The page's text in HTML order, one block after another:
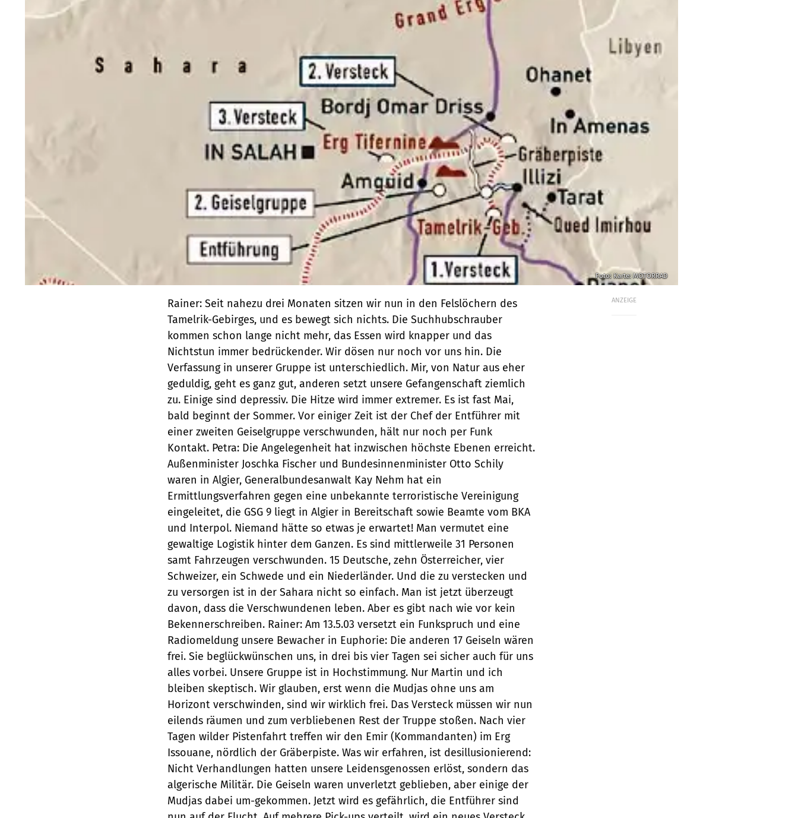
Foto: Karte: MOTORRAD
ANZEIGE
Rainer: Seit nahezu drei Monaten sitzen wir nun in den Felslöchern des Tamelrik-Gebirges, und es bewegt sich nichts. Die Suchhubschrauber kommen schon lange nicht mehr, das Essen wird knapper und das Nichtstun immer bedrückender. Wir dösen nur noch vor uns hin. Die Verfassung in unserer Gruppe ist unterschiedlich. Mir, von Natur aus eher geduldig, geht es ganz gut, anderen setzt unsere Gefangenschaft ziemlich zu. Einige sind depressiv. Die Hitze wird immer extremer. Es ist fast Mai, bald beginnt der Sommer. Vor einiger Zeit ist der Chef der Entführer mit einer zweiten Geiselgruppe verschwunden, hält nur noch per Funk Kontakt. Petra: Die Angelegenheit hat inzwischen höchste Ebenen erreicht. Außenminister Joschka Fischer und Bundesinnenminister Otto Schily waren in Algier, Generalbundesanwalt Kay Nehm hat ein Ermittlungsverfahren gegen eine unbekannte terroristische Vereinigung eingeleitet, die GSG 9 liegt in Algier in Bereitschaft sowie Beamte vom BKA und Interpol. Niemand hätte so etwas je erwartet! Man vermutet eine gewaltige Logistik hinter dem Ganzen. Es sind mittlerweile 31 Personen samt Fahrzeugen verschwunden. 15 Deutsche, zehn Österreicher, vier Schweizer, ein Schwede und ein Niederländer. Und die zu verstecken und zu versorgen ist in der Sahara nicht so einfach. Man ist jetzt überzeugt davon, dass die Verschwundenen leben. Aber es gibt nach wie vor kein Bekennerschreiben. Rainer: Am 13.5.03 versetzt ein Funkspruch und eine Radiomeldung unsere Bewacher in Euphorie: Die anderen 17 Geiseln wären frei. Sie beglückwünschen uns, in drei bis vier Tagen sei sicher auch für uns alles vorbei. Unsere Gruppe ist in Hochstimmung. Nur Martin und ich bleiben skeptisch. Wir glauben, erst wenn die Mudjas ohne uns am Horizont verschwinden, sind wir wirklich frei. Das Versteck müssen wir nun eilends räumen und zum verbliebenen Rest der Truppe stoßen. Nach vier Tagen wilder Pistenfahrt treffen wir den Emir (Kommandanten) im Erg Issouane, nördlich der Gräberpiste. Was wir erfahren, ist desillusionierend: Nicht Verhandlungen hatten unsere Leidensgenossen erlöst, sondern das algerische Militär. Die Geiseln waren unverletzt geblieben, aber einige der Mudjas dabei um-gekommen. Jetzt wird es gefährlich, die Entführer sind nun auf der Flucht. Auf mehrere Pick-ups verteilt, wird ein neues Versteck gesucht. Petra: Inzwischen kümmert sich in Deutschland auch die Kripo um die Sache. Zweimal pro Woche kommen sie vorbei, sind ganz rührend. Mit ihnen wird alles besser. Ich habe endlich Ansprechpartner. Das bislang zuständige Auswärtige Amt rückte freiwillig nicht eine Silbe raus. Die Beamten helfen mir auch, so banale Dinge wie Rainers Arbeitssituation, die Kranken- und Rentenversicherung zu regeln. Die Fehlzeiten werden ja immer länger, und außerdem weiß keiner, in welchem Zustand er zurückkommt... Gott sei Dank verhält sich Rainers Arbeitgeber äußerst fair.Rainer: Nach einigen Tagen finden wir einen kleinen und steilen Dünenkessel, der nur von der Luft einsehbar ist. Per Funk ordern die Mudjas Lebensmittel und Ersatzteile, die wenig später  vermutlich von Mitgliedern der Unterstützerszene  gebracht werden. Die Entführer sind gut organisiert. Bereits auf dem Weg hierher haben wir Depots mit Kraftstoff und Nahrung passiert. Wir bleiben fünf Tage, um die heruntergekommenen und von Unfällen ramponierten Autos zu reparieren. Da Araber erst schrauben, wenn richtig was kaputt ist, gibt es regelmäßig Pannen. Zum Zeitvertreib helfen wir dabei. Fehlt irgendwo ein Bohrloch, wird es kurzerhand mit der Kalaschnikow hineingeschossen. Die Hitze ist schlimm. Wir haben nur eine seitlich an einem der Toyotas befestigte Plane, unter der wir dicht gedrängt wie Ölsardinen hocken. Das Wasser wird in 200-Liter-Fässern transportiert, die vorher Treibstoff, Öl oder Chemikalien enthielten, was sich auf den Geschmack nicht immer positiv auswirkt. Eine der mitgefangenen Frauen stellt die Frage, ob man das denn trinken könne, das sei doch gesundheitsschädlich. Lass es, antworte ich ihr, dann bist du morgen verdurstet, oder trink es, dann bekommst du vielleicht in 30 Jahren Krebs.Petra: Wir haben einen Termin beim Auswärtigen Amt! Ich er-warte mir nicht allzu viel davon. Dennoch bereite ich mich auf den Tag so gut es geht vor. Wir erfahren, die Zusammenarbeit mit den Algeriern verlaufe gut, jeder gebe sein Möglichstes. Aber es sei viel Fingerspitzengefühl nötig, um nicht auf Granit zu beißen. Auch wenn wir ausgebildete Geiselbefreiungsteams wie die GSG 9 hätten. Aus dem Angehörigenkreis bin ich die Einzige, die jemals in Algerien war und sich die Zusammenarbeit mit afrikanischen Behörden halbwegs vorstellen kann. Rainer: Endlich brechen wir auf, fahren Richtung Nordwesten durch den Erg, queren erneut die Gräberpiste und passieren im Norden die Dünen des Erg Tifernine. Von dort geht es über die Piste von Bordj Omar Driss nach Amguid, Richtung Arak. Teilweise sind wir 36 Stunden ohne Pause unterwegs, tagsüber in der inzwischen gnadenlos stechenden Sonne. Das Tempo ist mörderisch, oft können wir uns auf den offenen Ladenflächen gerade noch festkrallen. Mehrfach überschlagen sich die Pick-ups, doch wie durch ein Wunder wird niemand ernsthaft verletzt. Ganz schlimm wird es, wenn die Mudjas Gazellen sehen. Gazellenfleisch schmeckt herrlich, wie Reh. Mit bis zu 100 km/h rasen dann selbst sonst besonnene Fahrer mit uns durchs Gelände, feuern wild, bis das Tier erlegt ist.Petra: Die Presse hat nun endgültig Witterung aufgenommen und Reporter in Illizi stationiert. Da sie kaum Informationen kriegen, kursieren bald immer dreistere Spekulationen. Bei allgemeinen Dingen kann ich das wegstecken. Aber wenn in Lokalsendern und -blättern nun wildfremde Menschen irgendeinen Schwachsinn über Rainer erzählen, gehen mir mitunter die Nerven durch. Am 16.5.03 werden wir erneut nach Berlin ein-geladen. Die Atmosphäre ist entspannter als beim letzten Mal. Ich vertraue allmählich, dass alles Menschenmögliche getan wird, um unsere Leute da rauszuholen. Abends schreibe ich einen Brief an den algerischen Staatspräsidenten Abdelaziz Bouteflika, danke ihm für die Zusammenarbeit mit Deutschland, drücke ihm mein Vertrauen und meine Hoffnung aus. Vielleicht hilft es. Inzwischen wird noch ein weiterer Deutscher vermisst. Klaus Bockelmann, Archäologe. Ich ver-suche, mit arabischer Ruhe durchzuhalten. Sonderbarerweise bin ich überzeugt, dass die Geiseln nicht misshandelt werden. Vergangene Entführungen wie im Jemen haben das gezeigt. Ich weiß, Rainer lebt und ist in Krisensituationen stark. Das macht auch mich stark! Er ist jede Sekunde bei mir, wir sind eins. Rainer: Nach einigen Tagen erreichen wir eine Wasserstelle in den Mouydir Bergen, nördlich von Arak. Doch rundum liegt Kamelkot, das Wasser ist von Urin verunreinigt. Hassan, mit 72 der Älteste, versichert, im Koran stehe, Kamel-Urin sei gesund... Vielleicht zum Warzen einreiben, aber zum Trinken? Zwei Tage später ziehen wir zu Fuß eine Stunde weiter zu drei wunderschönen Seen. Paradies nennen wir diesen Ort, wo wir drei Wochen bleiben werden. Es gibt Wasser ohne Ende, wir können sogar baden. Außerdem sind wir außer Sichtweite der Mudjas und dürfen uns frei bewegen. Nur zu den Mahlzeiten kommen wir zusammen, finden nach über drei Monaten endlich fast so etwas wie Privatsphäre. Wie sehr haben wir uns danach gesehnt! Jeder döst in irgendeiner Ecke, bis zu 16 Stunden am Tag. Allerdings gibt es giftige Hornvipern. Ihre Spuren sind morgens manchmal 20 bis 30 Zentimeter neben dem Kopfende des Schlafsacks zu sehen. In drei Wochen erschlagen wir neun Stück. Doch da wir nicht auf dem Speiseplan der Vipern stehen, besteht nur dann Gefahr, wenn man auf eine tritt oder schlägt. Aber vermutlich berührt uns ohnehin nicht mehr allzu viel.Petra: Am 13.5.03 meldet sich um 21 Uhr plötzlich die Kripo Bielefeld. In Algerien sei es zu einer Geiselbefreiung gekommen. Aber nicht alle seien frei. Ob sie noch vorbeikommen dürften? Selbstverständlich. Ruhe bewahren! Es fühlt sich nicht so an, als ob Rainer dabei wäre. Sie bestätigen es bei ihrem Eintreffen. Es habe zwei Gruppen gegeben, und eine sei vom Militär befreit worden. Sämtliche Geiseln leben. Ein Beamter übernachtet hier. Keiner weiß, was in den nächsten Stunden passieren wird. Ab jetzt herrscht Nachrichtensperre  keine Infos, selbst an nächste Angehörige nicht mehr. Am nächsten Morgen ist es die Top-Meldung im Radio, die befreiten öster-reichischen Ex-Geiseln texteten es euphorisch in die Mikros am Flughafen, alle seien frei. Leider nur alle Österreicher. Das Telefon bimmelt sich heiß  endlose Anrufe und Glückwünsche muss ich zurückweisen, nein, Rainer ist nicht dabei. Trotz Nachrichtensperre informiere ich jetzt die nächsten Angehörigen. Rainer: Die Mudjas waren einkaufen. Neben Kleidung und Lebensmitteln bringen sie eine große Flasche Parfüm für jede der Frauen mit. Rührend! Bei den westlichen Klamotten ver-muten wir, dass es der »Nachlass« der befreiten Geiseln ist. Ein Kamel wird erlegt, wodurch sich die Versorgungslage nochmals erheblich verbessert. Nur unser Vegetarier fühlt sich schwach, weil er sogar Nudeln und Reis ablehnt, die mit dem Fleisch gekocht wurden. Schwer nachvollziehbare Prinzipien. Als bekennender Karottenhasser würde ich jetzt auch Möhren essen. Petra: 15.5.03. Der österreichischen Kronenzeitung verkauft der Expeditionsleiter Gerhard Wintersteller exklusiv die schrecklichen Erlebnisse der zehn österreichischen Geiseln unter der brennend heißen Wüstensonne, Michaela Joubert und Andreas Kiehlechner berichten ebenfalls über die Wochen in den Händen der Mudjahedin und ihre glückliche Befreiung. Es ist kaum auszuhalten. Am 16.5. werden wir nochmals ins Auswärtige Amt geladen. Die Angehörigen der befreiten Geiseln kommen nicht mehr. Außenminister Joschka Fischer berichtet von seinem letzten Besuch in Algier und von einem langen Gespräch mit Staatspräsident Abdelaziz Bouteflika. Erneut betonen sie die Be-hutsamkeit, mit der verhandelt werden müsse. Am folgenden Sonntag schreibe ich ein we